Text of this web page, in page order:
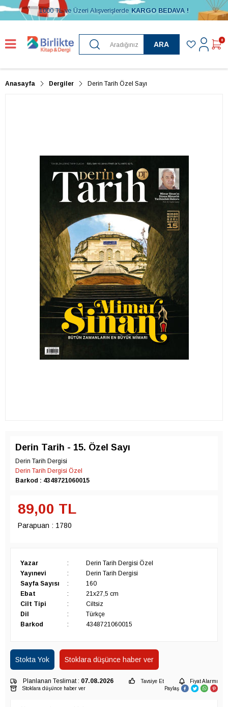
1000 TL ve Üzeri Alışverişlerde KARGO BEDAVA !
ARA
0
Anasayfa Dergiler Derin Tarih Özel Sayı
Derin Tarih - 15. Özel Sayı
Derin Tarih Dergisi
Derin Tarih Dergisi Özel
Barkod : 4348721060015
89,00 TL
Parapuan : 1780
Yazar :
Derin Tarih Dergisi Özel
Yayınevi
:
Derin Tarih Dergisi
Sayfa Sayısı
:
160
Ebat
:
21x27,5 cm
Cilt Tipi
:
Ciltsiz
Dil
:
Türkçe
Barkod
: 4348721060015
Stokta Yok Stoklara düşünce haber ver
Planlanan Teslimat : 07.08.2026 Tavsiye Et
Fiyat Alarmı
Stoklara düşünce haber ver
Paylaş